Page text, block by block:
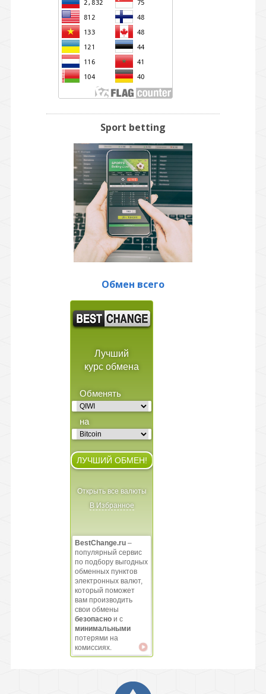
Sport betting
Обмен всего
Лучший
курс обмена
BestChange.ru –
популярный сервис
по подбору выгодных
обменных пунктов
электронных валют,
который поможет
вам производить
свои обмены
безопасно и с
минимальными
потерями на
комиссиях.
Обменять
на
Открыть все валюты
В Избранное